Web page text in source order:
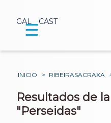
GAL CAST
☰
INICIO > RIBEIRASACRAXA
Resultados de
"Perseidas"